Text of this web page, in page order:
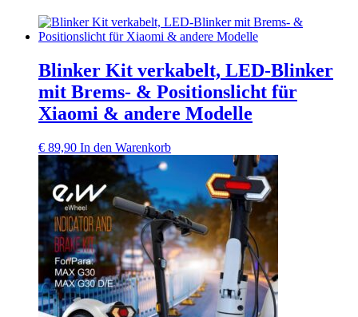
Blinker Kit verkabelt, LED‑Blinker
mit Brems‑ & Positionslicht für
Xiaomi & andere Modelle
€ 89,90 In den Warenkorb